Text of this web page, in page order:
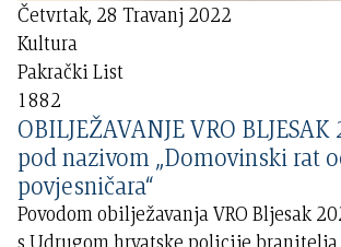
Četvrtak, 28 Travanj 2022
Kultura
Pakrački List
1882
OBILJEŽAVANJE VRO
pod nazivom „Domovinski rat
povjesničara“
Povodom obilježavanja VRO Bljesak